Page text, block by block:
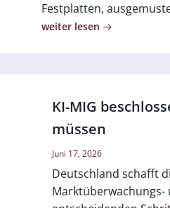
Festplatten,
weiter lesen
KI-MIG
müssen
Juni 17, 2026
Deutschland schafft
Marktüberwachungs-